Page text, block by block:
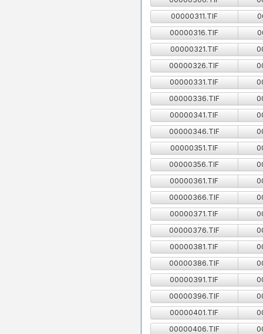
00000311.TIF
00000316.TIF
00000321.TIF
00000326.TIF
00000331.TIF
00000336.TIF
00000341.TIF
00000346.TIF
00000351.TIF
00000356.TIF
00000361.TIF
00000366.TIF
00000371.TIF
00000376.TIF
00000381.TIF
00000386.TIF
00000391.TIF
00000396.TIF
00000401.TIF
00000406.TIF